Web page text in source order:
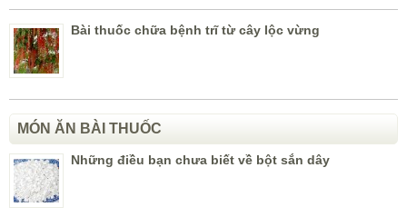
Bài thuốc chữa bệnh trĩ từ cây lộc vừng
MÓN ĂN BÀI THUỐC
Những điều bạn chưa biết về bột sắn dây